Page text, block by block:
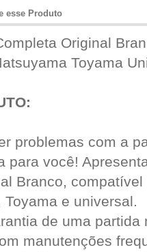
esse Produto
Original
Toyama
problemas com a
para você!
Branco,
e universal.
de uma
manutenções